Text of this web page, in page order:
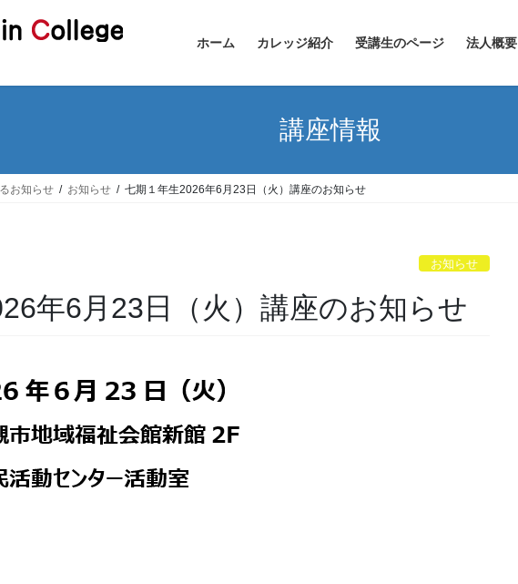
ホーム カレッジ紹介 受講生のページ 法人概要
講座情報
お知らせ お知らせ 七期１年生2026年6月23日（火）講座のお知らせ
お知らせ
年6月23日（火）講座のお知らせ